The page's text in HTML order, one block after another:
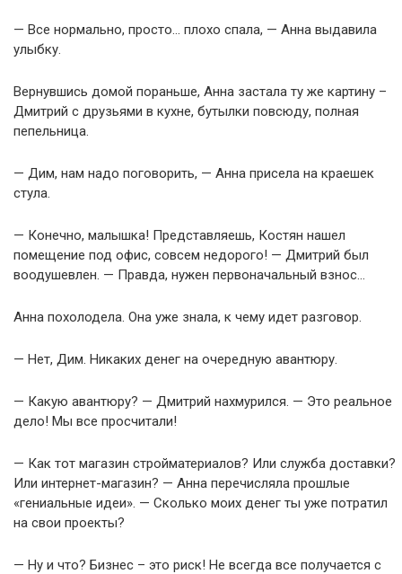
— Все нормально, просто… плохо спала, — Анна выдавила
улыбку.
Вернувшись домой пораньше, Анна застала ту же картину –
Дмитрий с друзьями в кухне, бутылки повсюду, полная
пепельница.
— Дим, нам надо поговорить, — Анна присела на краешек
стула.
— Конечно, малышка! Представляешь, Костян нашел
помещение под офис, совсем недорого! — Дмитрий был
воодушевлен. — Правда, нужен первоначальный взнос…
Анна похолодела. Она уже знала, к чему идет разговор.
— Нет, Дим. Никаких денег на очередную авантюру.
— Какую авантюру? — Дмитрий нахмурился. — Это реальное
дело! Мы все просчитали!
— Как тот магазин стройматериалов? Или служба доставки?
Или интернет-магазин? — Анна перечисляла прошлые
«гениальные идеи». — Сколько моих денег ты уже потратил
на свои проекты?
— Ну и что? Бизнес – это риск! Не всегда все получается с